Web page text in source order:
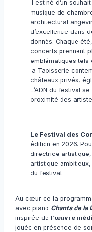
Il est né d’un
musique de
architectural
d’excellence dans
donnés. Chaque
concerts prennent
emblématiques tels
la Tapisserie
châteaux privés,
L’ADN du festival
proximité des
Le Festival des
édition en 2026.
directrice
artistique
du festival.
Au cœur de la
avec piano Chants de la
inspirée de l’œuvre
jouée en présence de